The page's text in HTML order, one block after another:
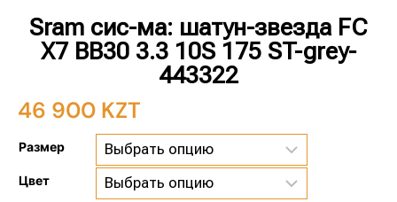
Sram сис-ма: шатун-звезда FC
X7 BB30 3.3 10S 175 ST-grey-
443322
46 900 KZT
Размер
Цвет